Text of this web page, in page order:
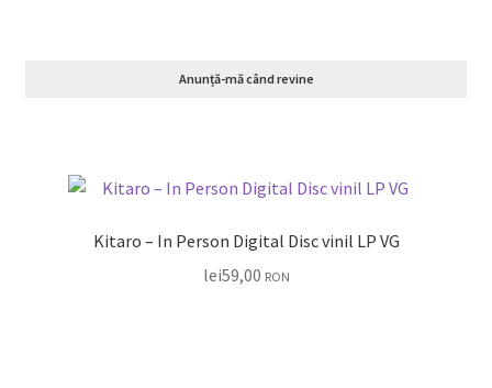
Anunță-mă când revine
Kitaro – In Person Digital Disc vinil LP VG
lei59,00 RON